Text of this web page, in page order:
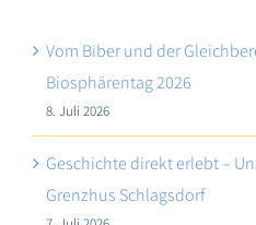
Biosphärentag 2026
8. Juli 2026
Geschichte direkt erlebt –
Grenzhus Schlagsdorf
7. Juli 2026